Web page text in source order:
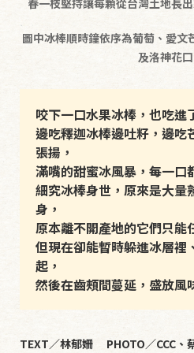
圖中冰棒順時鐘依序為葡萄、愛文
及洛神花
咬下一口水果冰棒，也吃進
邊吃釋迦冰棒邊吐籽，邊吃
張揚，
滿嘴的甜蜜冰風暴，每一口
細究冰棒身世，原來是大量
身，
原本離不開產地的它們只能
但現在卻能暫時躲進冰層裡
起，
然後在齒頰間蔓延，盛放風
TEXT／林郁姍 PHOTO／CCC